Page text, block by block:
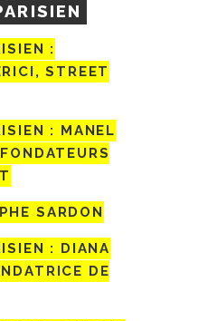
:
STREET
: MANEL
SARDON
: DIANA
DE